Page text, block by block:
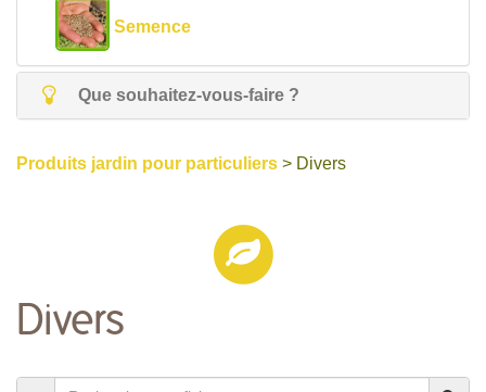
Semence
Que souhaitez-vous-faire ?
Produits jardin pour particuliers > Divers
Divers